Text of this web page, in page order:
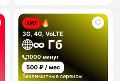
ХИТ
3G, 4G, VoLTE
∞ Гб
1000 минут
500 ₽ / мес
Безлимитные сервисы